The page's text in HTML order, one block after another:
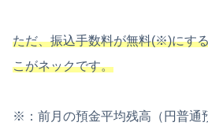
ただ、振込手数料が無料(※)にす
こがネックです。
※：前月の預金平均残高（円普通